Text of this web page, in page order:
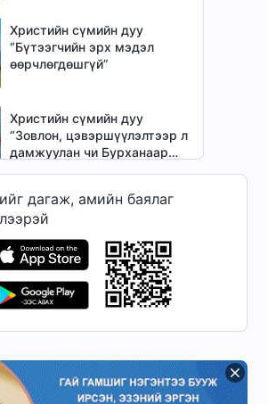
Христийн сүмийн дуу
“Бүтээгчийн эрх мэдэл
өөрчлөгдөшгүй”
Христийн сүмийн дуу
“Зовлон, цэвэршүүлэлтээр л
дамжуулан чи Бурханаар
Христийн сүмийн дуу
“Хүний нүгэлт уг чанар
хэрхэн өөрчлөгдөж болох
вэ?”
Христийн сүмийн дуу “Чи
зовлон, шалгалт туулснаар л
Бурханыг үнэхээр хайрлаж
Христийн сүмийн дуу
дагаж, амийн баялаг